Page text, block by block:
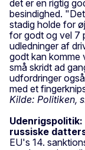
det er en rigtig
besindighed.
stadig holde for
for godt og vel 7
udledninger af
godt kan
små skridt ad
udfordringer
med et
Kilde: Politiken,
russiske
EU's 14.